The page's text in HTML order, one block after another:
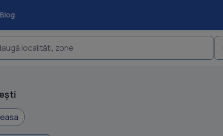
Blog
localități, zone